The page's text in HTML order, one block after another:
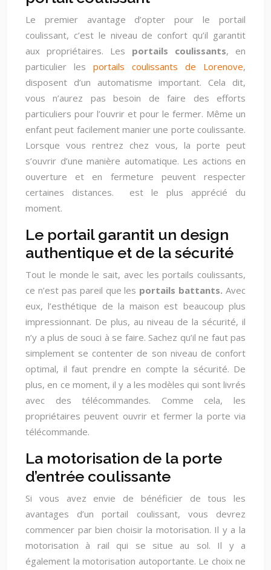
Le premier avantage d’opter pour le portail
coulissant, c’est le niveau de confort qu’il garantit
aux propriétaires. Les portails coulissants, en
particulier les portails coulissants de Lorenove,
disposent d’un automatisme important. Cela dit,
vous n’aurez pas besoin de faire des efforts
particuliers pour l’ouvrir et pour le fermer. Même un
enfant peut facilement manier une porte coulissante.
Lorsque vous rentrez chez vous, la porte peut
s’ouvrir d’une manière automatique. Les actions en
ouverture et en fermeture peuvent respecter
certaines distances. est le plus apprécié du
moment.
Le portail garantit un design
authentique et de la sécurité
Tout le monde le sait, avec les portails coulissants,
ce n’est pas pareil que les portails battants. Avec
eux, l’esthétique de la maison est beaucoup plus
impressionnant. De plus, au niveau de la sécurité, il
n’y a plus de souci à se faire. Sachez qu’il ne faut pas
simplement se contenter de son niveau de confort
optimal, il faut prendre en compte la sécurité. De
plus, en ce moment, il y a les modèles qui sont livrés
avec des télécommandes. Comme cela, les
propriétaires peuvent ouvrir et fermer la porte via
télécommande.
La motorisation de la porte
d’entrée coulissante
Si vous avez envie de bénéficier de tous les
avantages d’un portail coulissant, vous devrez
commencer par bien choisir la motorisation. Il y a la
motorisation à rail qui se situe au sol. Il y a
également la motorisation autoportante. Le choix ne